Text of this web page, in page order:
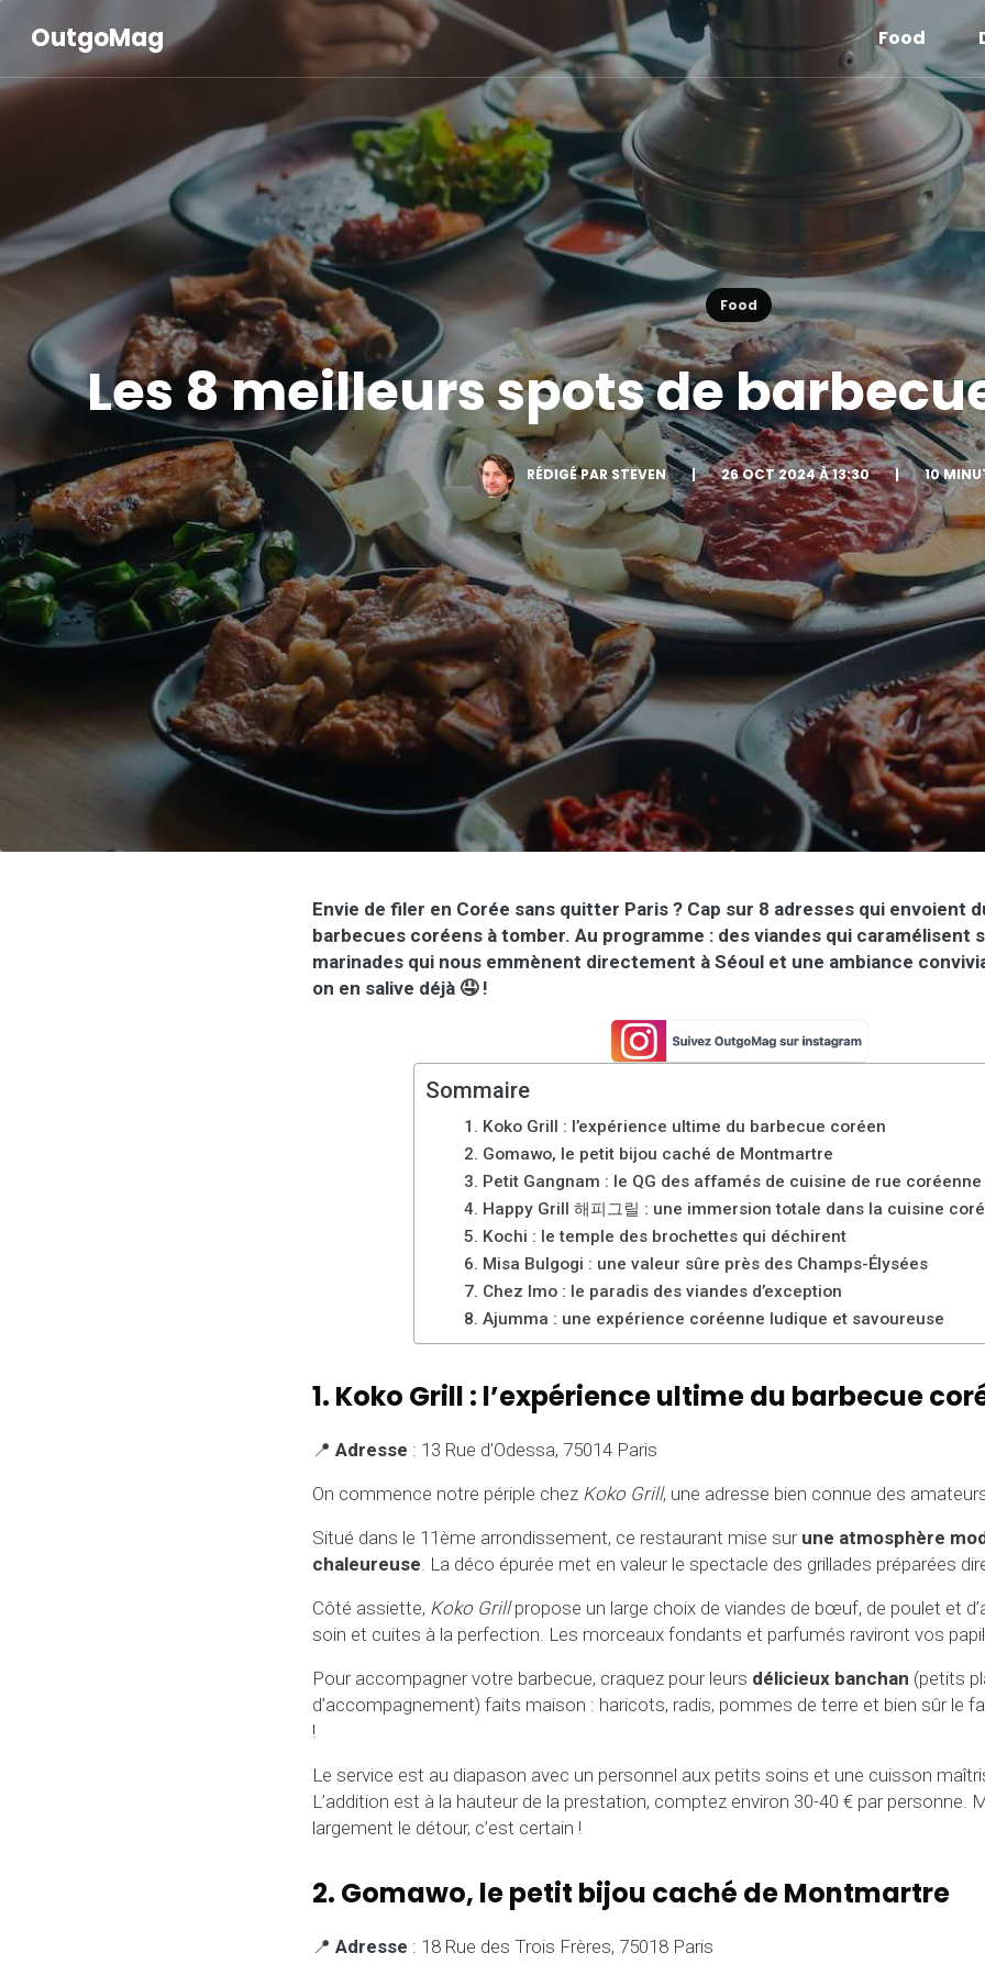
OutgoMag Food
Food
Les 8 meilleurs spots de
RÉDIGÉ PAR STEVEN | 26 OCT 2024 À 13:30 | 10
Envie de filer en Corée sans quitter Paris ? Cap sur 8 adresses qui envoient
barbecues coréens à tomber. Au programme : des viandes qui caramélisent
marinades qui nous emmènent directement à Séoul et une ambiance
on en salive déjà 🤤 !
Sommaire
1. Koko Grill : l’expérience ultime du barbecue coréen
2. Gomawo, le petit bijou caché de Montmartre
3. Petit Gangnam : le QG des affamés de cuisine de rue coréenne
4. Happy Grill 해피그릴 : une immersion totale dans la cuisine
5. Kochi : le temple des brochettes qui déchirent
6. Misa Bulgogi : une valeur sûre près des Champs-Élysées
7. Chez Imo : le paradis des viandes d’exception
8. Ajumma : une expérience coréenne ludique et savoureuse
1. Koko Grill : l’expérience ultime du barbecue
📍 Adresse : 13 Rue d’Odessa, 75014 Paris
On commence notre périple chez Koko Grill, une adresse bien connue des
Situé dans le 11ème arrondissement, ce restaurant mise sur une atmosphère
chaleureuse. La déco épurée met en valeur le spectacle des grillades préparées
Côté assiette, Koko Grillpropose un large choix de viandes de bœuf, de poulet et
soin et cuites à la perfection. Les morceaux fondants et parfumés raviront vos
Pour accompagner votre barbecue, craquez pour leurs délicieux banchan (petits
d’accompagnement) faits maison : haricots, radis, pommes de terre et bien sûr le
!
Le service est au diapason avec un personnel aux petits soins et une cuisson
L’addition est à la hauteur de la prestation, comptez environ 30-40 € par personne.
largement le détour, c’est certain !
2. Gomawo, le petit bijou caché de Montmartre
📍 Adresse : 18 Rue des Trois Frères, 75018 Paris